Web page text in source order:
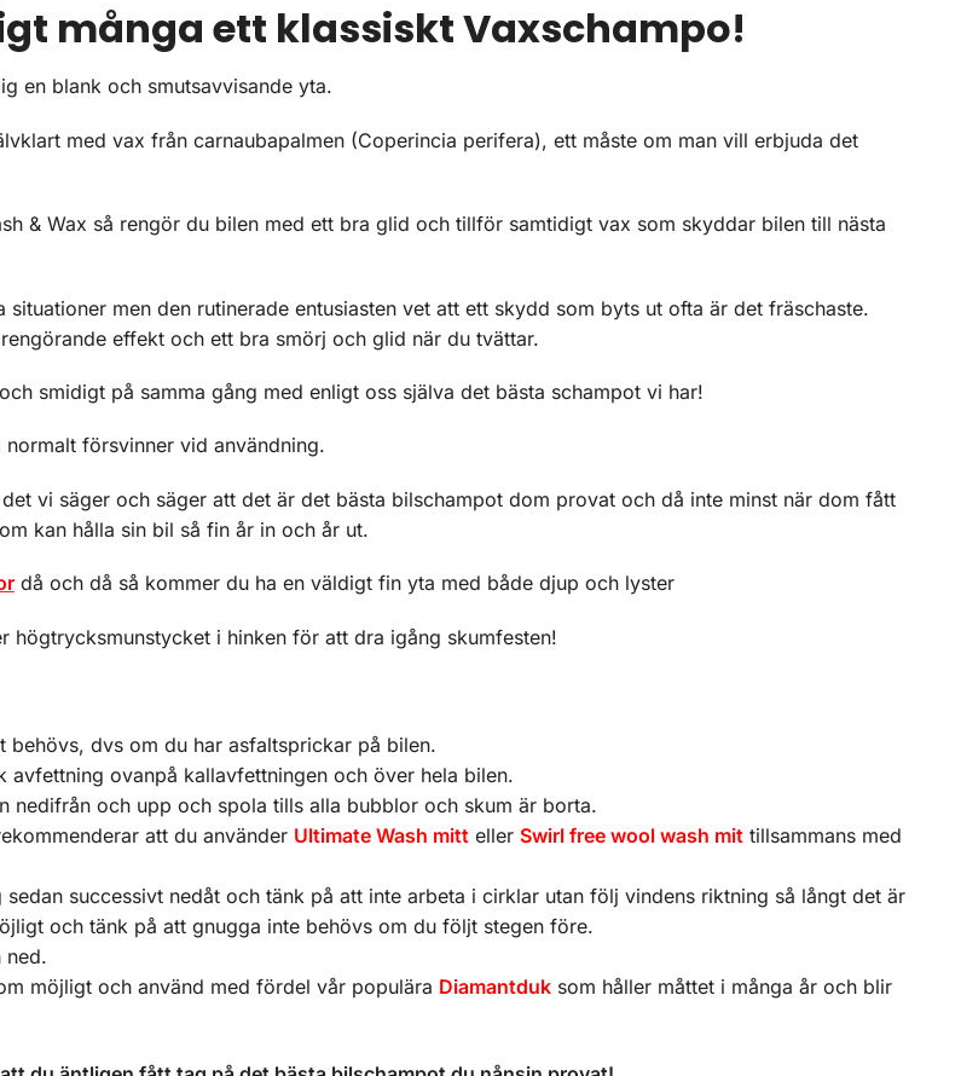
många ett klassiskt Vaxschampo!
en blank och smutsavvisande yta.
med vax från carnaubapalmen (Coperincia perifera), ett måste om man vill erbjuda det
& Wax så rengör du bilen med ett bra glid och tillför samtidigt vax som skyddar bilen till nästa
men den rutinerade entusiasten vet att ett skydd som byts ut ofta är det fräschaste.
effekt och ett bra smörj och glid när du tvättar.
smidigt på samma gång med enligt oss själva det bästa schampot vi har!
försvinner vid användning.
vi säger och säger att det är det bästa bilschampot dom provat och då inte minst när dom fått
kan hålla sin bil så fin år in och år ut.
då och då så kommer du ha en väldigt fin yta med både djup och lyster
högtrycksmunstycket i hinken för att dra igång skumfesten!
behövs, dvs om du har asfaltsprickar på bilen.
avfettning ovanpå kallavfettningen och över hela bilen.
nedifrån och upp och spola tills alla bubblor och skum är borta.
att du använder Ultimate Wash mitteller Swirl free wool wash mittillsammans med
successivt nedåt och tänk på att inte arbeta i cirklar utan följ vindens riktning så långt det är
och tänk på att gnugga inte behövs om du följt stegen före.
ned.
möjligt och använd med fördel vår populära Diamantduksom håller måttet i många år och blir